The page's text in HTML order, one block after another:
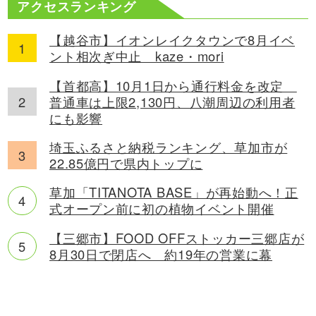
アクセスランキング
【越谷市】イオンレイクタウンで8月イベ
ント相次ぎ中止 kaze・mori
【首都高】10月1日から通行料金を改定
普通車は上限2,130円、八潮周辺の利用者
にも影響
埼玉ふるさと納税ランキング、草加市が
22.85億円で県内トップに
草加「TITANOTA BASE」が再始動へ！正
式オープン前に初の植物イベント開催
【三郷市】FOOD OFFストッカー三郷店が
8月30日で閉店へ 約19年の営業に幕